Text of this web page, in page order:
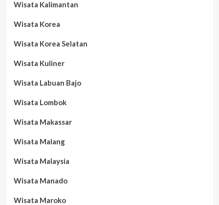
Wisata Kalimantan
Wisata Korea
Wisata Korea Selatan
Wisata Kuliner
Wisata Labuan Bajo
Wisata Lombok
Wisata Makassar
Wisata Malang
Wisata Malaysia
Wisata Manado
Wisata Maroko